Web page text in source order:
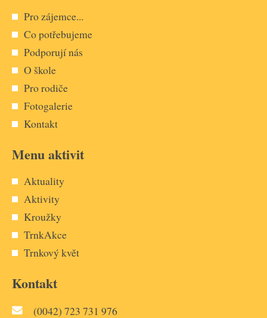
Pro zájemce...
Co potřebujeme
Podporují nás
O škole
Pro rodiče
Fotogalerie
Kontakt
Menu aktivit
Aktuality
Aktivity
Kroužky
TrnkAkce
Trnkový květ
Kontakt
(0042) 723 731 976